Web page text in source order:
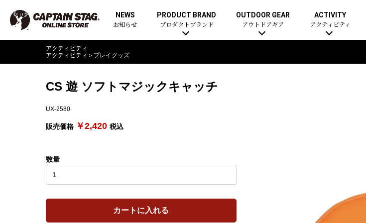
NEWS
お知らせ
PRODUCT BRAND
プロダクトブランド
OUTDOOR GEAR
アウトドアギア
ACTIVITY
アクティビティ
アクティビティ
アクティビティ ＞ プレイグッズ
CS 遊 ソフトマジックキャッチ
UX-2580
販売価格 ￥2,420 税込
数量
カートに入れる